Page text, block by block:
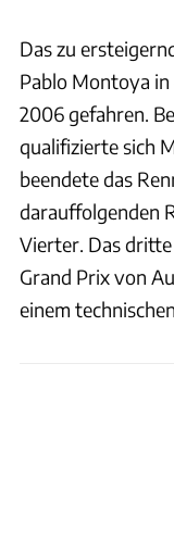
Das zu
Pablo Montoya in
2006 gefahren.
qualifizierte sich
beendete das
darauffolgenden
Vierter. Das dritte
Grand Prix von
einem